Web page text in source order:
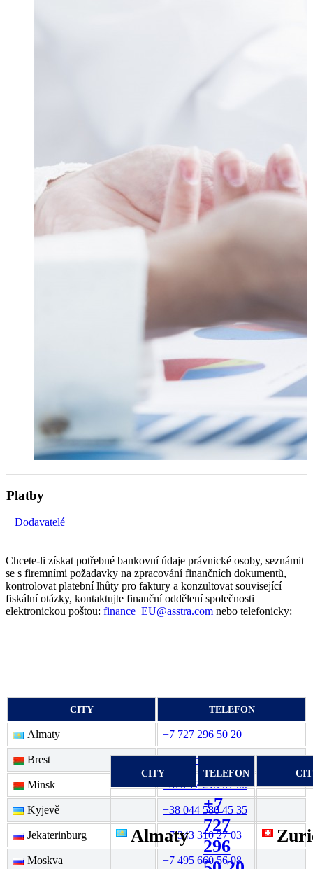
Platby
Dodavatelé
Chcete-li získat potřebné bankovní údaje právnické osoby, seznámit
se s firemními požadavky na zpracování finančních dokumentů,
kontrolovat platební lhůty pro faktury a konzultovat související
fiskální otázky, kontaktujte finanční oddělení společnosti
elektronickou poštou: finance_EU@asstra.com nebo telefonicky:
CITY TELEFON
Almaty
+7
727
296
CITY TELEFON
Almaty +7 727 296 50 20
Brest +375 162 53 11 35
Minsk +375 17 215 51 00
Kyjevě +38 044 586 45 35
Jekaterinburg +7 343 310 27 03
Moskva +7 495 660 56 98